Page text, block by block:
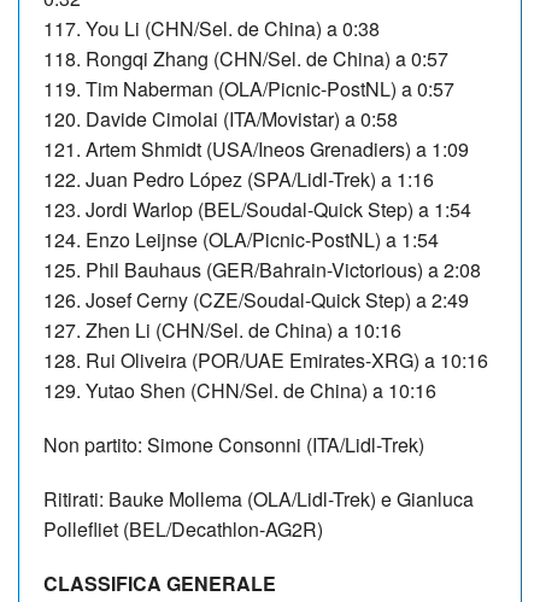
117. You Li (CHN/Sel. de China) a 0:38
118. Rongqi Zhang (CHN/Sel. de China) a 0:57
119. Tim Naberman (OLA/Picnic-PostNL) a 0:57
120. Davide Cimolai (ITA/Movistar) a 0:58
121. Artem Shmidt (USA/Ineos Grenadiers) a 1:09
122. Juan Pedro López (SPA/Lidl-Trek) a 1:16
123. Jordi Warlop (BEL/Soudal-Quick Step) a 1:54
124. Enzo Leijnse (OLA/Picnic-PostNL) a 1:54
125. Phil Bauhaus (GER/Bahrain-Victorious) a 2:08
126. Josef Cerny (CZE/Soudal-Quick Step) a 2:49
127. Zhen Li (CHN/Sel. de China) a 10:16
128. Rui Oliveira (POR/UAE Emirates-XRG) a 10:16
129. Yutao Shen (CHN/Sel. de China) a 10:16
Non partito: Simone Consonni (ITA/Lidl-Trek)
Ritirati: Bauke Mollema (OLA/Lidl-Trek) e Gianluca
Pollefliet (BEL/Decathlon-AG2R)
CLASSIFICA GENERALE